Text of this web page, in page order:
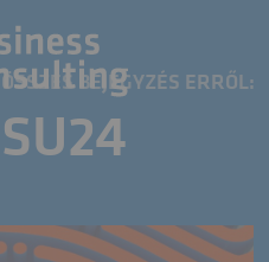
ÖSSZES BEJEGYZÉS ERRŐL:
SU24